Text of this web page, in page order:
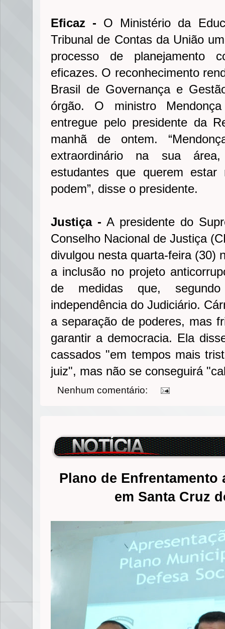
Eficaz - O Ministério da
Tribunal de Contas da União
processo de planejamento
eficazes. O reconhecimento
Brasil de Governança e
órgão. O ministro
entregue pelo presidente da
manhã de ontem.
extraordinário na sua
estudantes que querem
podem”, disse o presidente.
Justiça - A presidente do
Conselho Nacional de Justiça
divulgou nesta quarta-feira (30)
a inclusão no projeto
de medidas que,
independência do Judiciário.
a separação de poderes, mas
garantir a democracia. Ela
cassados "em tempos mais
juiz", mas não se conseguirá
Nenhum comentário:
Plano de Enfrentamento
em Santa Cruz